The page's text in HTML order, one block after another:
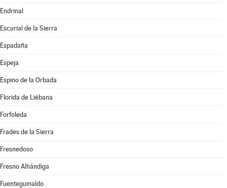
Endrinal
Escurial de la Sierra
Espadaña
Espeja
Espino de la Orbada
Florida de Liébana
Forfoleda
Frades de la Sierra
Fresnedoso
Fresno Alhándiga
Fuenteguinaldo